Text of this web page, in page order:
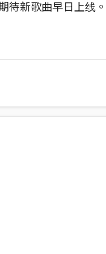
待新歌曲早日上线。